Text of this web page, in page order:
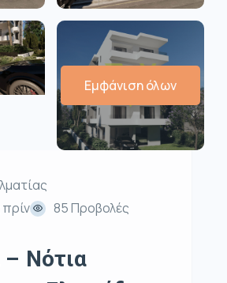
Εμφάνιση όλων
85 Προβολές
Νότια